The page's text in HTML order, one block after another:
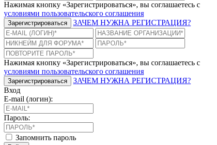
Нажимая кнопку «Зарегистрироваться», вы соглашаетесь с
условиями пользовательского соглашения
Зарегистрироваться ЗАЧЕМ НУЖНА РЕГИСТРАЦИЯ?
Нажимая кнопку «Зарегистрироваться», вы соглашаетесь с
условиями пользовательского соглашения
Зарегистрироваться
ЗАЧЕМ НУЖНА РЕГИСТРАЦИЯ?
Вход
E-mail (логин):
Пароль:
Запомнить пароль